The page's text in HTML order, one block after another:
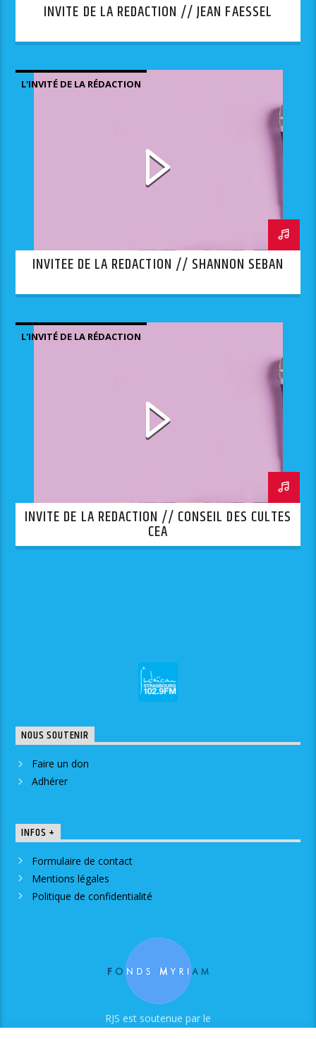
INVITE DE LA REDACTION // JEAN FAESSEL
L'INVITÉ DE LA RÉDACTION
INVITEE DE LA REDACTION // SHANNON SEBAN
L'INVITÉ DE LA RÉDACTION
INVITE DE LA REDACTION // CONSEIL DES CULTES
CEA
NOUS SOUTENIR
Faire un don
Adhérer
INFOS +
Formulaire de contact
Mentions légales
Politique de confidentialité
RJS est soutenue par le